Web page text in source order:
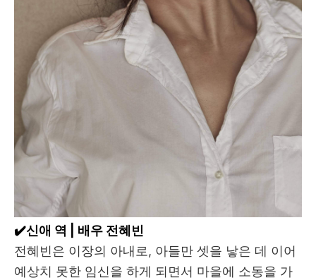
✔️신애 역 | 배우 전혜빈
전혜빈은 이장의 아내로, 아들만 셋을 낳은 데 이어
예상치 못한 임신을 하게 되면서 마을에 소동을 가